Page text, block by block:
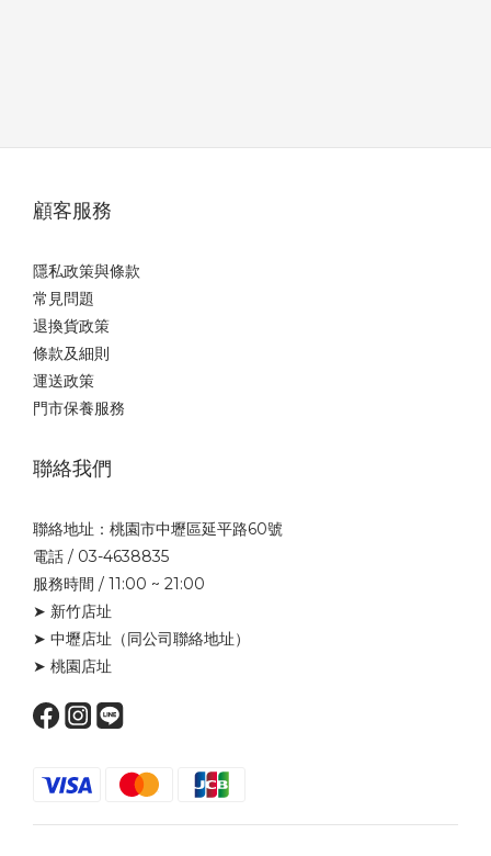
顧客服務
隱私政策與條款
常見問題
退換貨政策
條款及細則
運送政策
門市保養服務
聯絡我們
聯絡地址：桃園市中壢區延平路60號
電話 / 03-4638835
服務時間 / 11:00 ~ 21:00
➤ 新竹店址
➤ 中壢店址 （同公司聯絡地址）
➤ 桃園店址